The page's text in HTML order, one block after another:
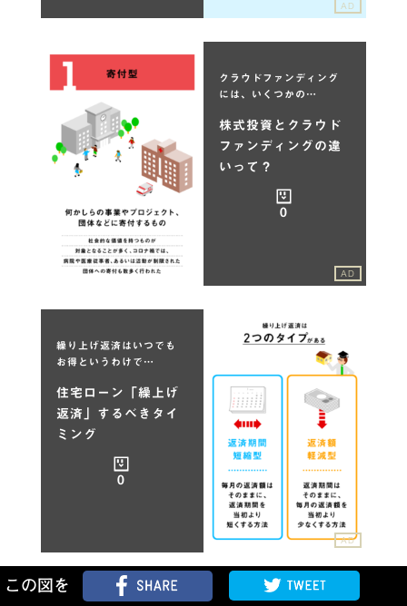
AD
クラウドファンディング
には、いくつかの…
株式投資とクラウド
ファンディングの違
いって？
0
AD
繰り上げ返済はいつでも
お得というわけで…
住宅ローン「繰上げ
返済」するべきタイ
ミング
0
AD
この図を